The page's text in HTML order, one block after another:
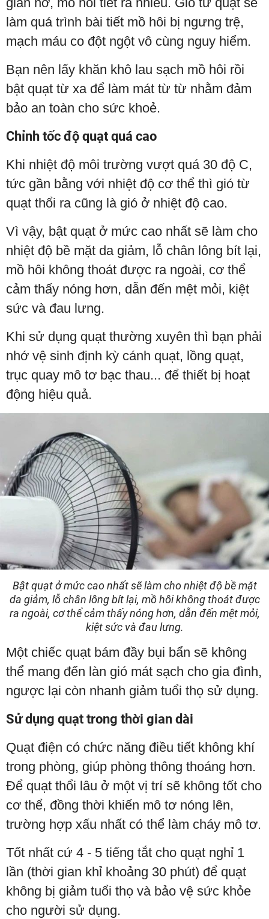
làm quá trình bài tiết mồ hôi bị ngưng trệ,
mạch máu co đột ngột vô cùng nguy hiểm.
Bạn nên lấy khăn khô lau sạch mồ hôi rồi
bật quạt từ xa để làm mát từ từ nhằm đảm
bảo an toàn cho sức khoẻ.
Chỉnh tốc độ quạt quá cao
Khi nhiệt độ môi trường vượt quá 30 độ C,
tức gần bằng với nhiệt độ cơ thể thì gió từ
quạt thổi ra cũng là gió ở nhiệt độ cao.
Vì vậy, bật quạt ở mức cao nhất sẽ làm cho
nhiệt độ bề mặt da giảm, lỗ chân lông bít lại,
mồ hôi không thoát được ra ngoài, cơ thể
cảm thấy nóng hơn, dẫn đến mệt mỏi, kiệt
sức và đau lưng.
Khi sử dụng quạt thường xuyên thì bạn phải
nhớ vệ sinh định kỳ cánh quạt, lồng quạt,
trục quay mô tơ bạc thau... để thiết bị hoạt
động hiệu quả.
Bật quạt ở mức cao nhất sẽ làm cho nhiệt độ bề mặt
da giảm, lỗ chân lông bít lại, mồ hôi không thoát được
ra ngoài, cơ thể cảm thấy nóng hơn, dẫn đến mệt mỏi,
kiệt sức và đau lưng.
Một chiếc quạt bám đầy bụi bẩn sẽ không
thể mang đến làn gió mát sạch cho gia đình,
ngược lại còn nhanh giảm tuổi thọ sử dụng.
Sử dụng quạt trong thời gian dài
Quạt điện có chức năng điều tiết không khí
trong phòng, giúp phòng thông thoáng hơn.
Để quạt thổi lâu ở một vị trí sẽ không tốt cho
cơ thể, đồng thời khiến mô tơ nóng lên,
trường hợp xấu nhất có thể làm cháy mô tơ.
Tốt nhất cứ 4 - 5 tiếng tắt cho quạt nghỉ 1
lần (thời gian khỉ khoảng 30 phút) để quạt
không bị giảm tuổi thọ và bảo vệ sức khỏe
cho người sử dụng.